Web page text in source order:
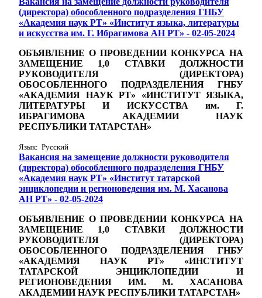
(директора) обособленного подразделения ГНБУ
«Академия наук РТ» «Институт языка, литературы
и искусства им. Г. Ибрагимова АН РТ» - 02-05-2024
ОБЪЯВЛЕНИЕ О ПРОВЕДЕНИИ КОНКУРСА НА
ЗАМЕЩЕНИЕ 1,0 СТАВКИ
ДОЛЖНОСТИ
РУКОВОДИТЕЛЯ (ДИРЕКТОРА)
ОБОСОБЛЕННОГО ПОДРАЗДЕЛЕНИЯ ГНБУ
«АКАДЕМИЯ НАУК РТ» «ИНСТИТУТ ЯЗЫКА,
ЛИТЕРАТУРЫ И ИСКУССТВА им. Г.
ИБРАГИМОВА АКАДЕМИИ НАУК
РЕСПУБЛИКИ ТАТАРСТАН»
Язык: Русский
Вакансия на замещение должности руководителя
(директора) обособленного подразделения ГНБУ
«Академия наук РТ» «Институт татарской
энциклопедии и регионоведения им. М. Хасанова
АН РТ» - 02-05-2024
ОБЪЯВЛЕНИЕ О ПРОВЕДЕНИИ КОНКУРСА НА
ЗАМЕЩЕНИЕ 1,0 СТАВКИ
ДОЛЖНОСТИ
РУКОВОДИТЕЛЯ (ДИРЕКТОРА)
ОБОСОБЛЕННОГО ПОДРАЗДЕЛЕНИЯ ГНБУ
«АКАДЕМИЯ НАУК РТ» «ИНСТИТУТ
ТАТАРСКОЙ ЭНЦИКЛОПЕДИИ И
РЕГИОНОВЕДЕНИЯ ИМ. М. ХАСАНОВА
АКАДЕМИИ НАУК РЕСПУБЛИКИ ТАТАРСТАН»